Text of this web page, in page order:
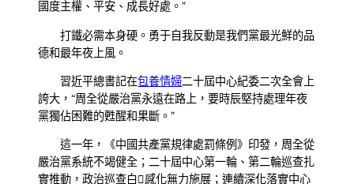
國度主權、平安、成長好處。”
打鐵必需本身硬。勇于自我反動是我們黨最光鮮的品
德和最年夜上風。
習近平總書記在包養情婦二十屆中心紀委二次全會上
誇大，“周全從嚴治黨永遠在路上，要時辰堅持處理年夜
黨獨佔困難的甦醒和果斷。”
這一年，《中國共產黨規律處罰條例》印發，周全從
嚴治黨系統不竭健全；二十屆中心第一輪、第二輪巡查扎
實推動，政治巡查白感化無力施展；連續深化落實中心